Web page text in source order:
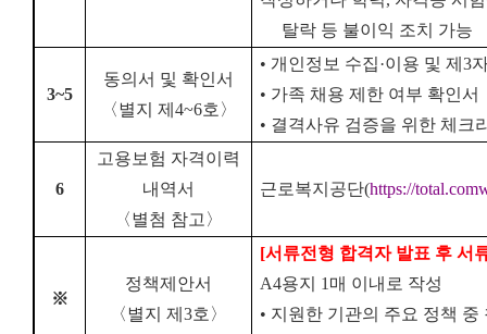
탈락 등 불이익 조치 가능
3~5
동의서 및 확인서
〈별지 제 4~6호〉
• 개인정보 수집·이용 및 제 3
• 가족 채용 제한 여부 확인서
• 결격사유 검증을 위한 체크
6
고용보험 자격이력
내역서
〈별첨 참고〉
근로복지공단(https://
※
정책제안서
〈별지 제 3호〉
[서류전형 합격자 발표 후 서
A4용지 1 매 이내로 작성
• 지원한 기관의 주요 정책 중